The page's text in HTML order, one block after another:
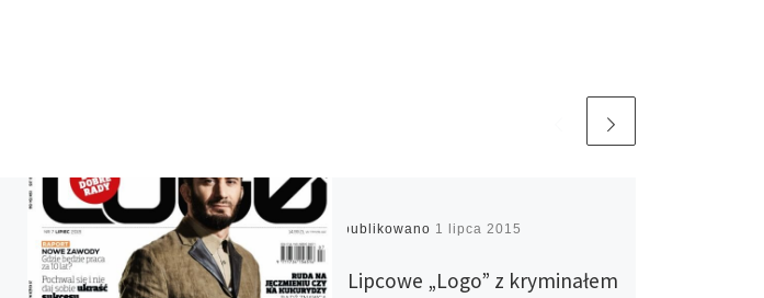
Opublikowano 1 lipca 2015
Lipcowe „Logo” z kryminałem